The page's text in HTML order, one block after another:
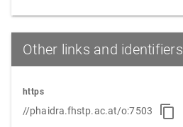
Other links and identifiers
https
//phaidra.fhstp.ac.at/o:7503